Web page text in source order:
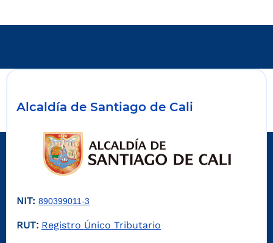
Alcaldía de Santiago de Cali
NIT: 890399011-3
RUT: Registro Único Tributario